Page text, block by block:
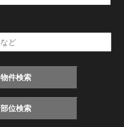
物件検索
部位検索